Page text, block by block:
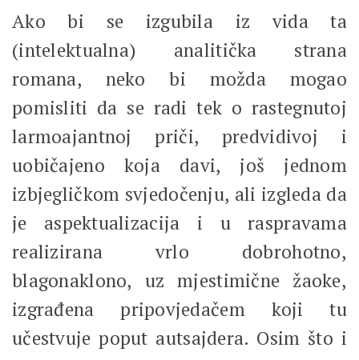
Ako bi se izgubila iz vida ta
(intelektualna) analitička strana
romana, neko bi možda mogao
pomisliti da se radi tek o rastegnutoj
larmoajantnoj priči, predvidivoj i
uobičajeno koja davi, još jednom
izbjegličkom svjedočenju, ali izgleda da
je aspektualizacija i u raspravama
realizirana vrlo dobrohotno,
blagonaklono, uz mjestimične žaoke,
izgrađena pripovjedačem koji tu
učestvuje poput autsajdera. Osim što i